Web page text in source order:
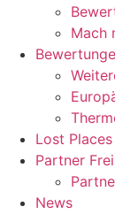
Mach
Lost Places
Partner
News